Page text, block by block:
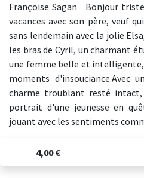
Françoise Sagan Bonjour
vacances avec son père, veuf
sans lendemain avec la jolie
les bras de Cyril, un charmant
une femme belle et
moments d'insouciance.Avec
charme troublant resté intact,
portrait d'une jeunesse en
jouant avec les sentiments
4,00 €